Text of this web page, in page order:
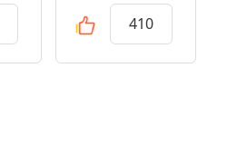
410